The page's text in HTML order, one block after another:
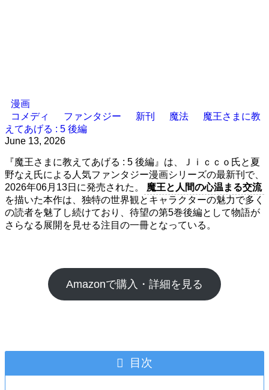
漫画
コメディ
ファンタジー 新刊 魔法
魔王さまに教
えてあげる : 5 後編
June 13, 2026
『魔王さまに教えてあげる : 5 後編』は、Ｊｉｃｃｏ氏と夏
野なえ氏による人気ファンタジー漫画シリーズの最新刊で、
2026年06月13日に発売された。
魔王と人間の心温まる交流
を描いた本作は、独特の世界観とキャラクターの魅力で多く
の読者を魅了し続けており、待望の第5巻後編として物語が
さらなる展開を見せる注目の一冊となっている。
Amazonで購入・詳細を見る
目次